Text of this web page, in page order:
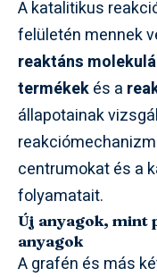
A katalitikus
felületén mennek
reaktáns
termékekés a
állapotainak
centrumokat és a
folyamatait.
Új anyagok, mint
anyagok
A grafén és más